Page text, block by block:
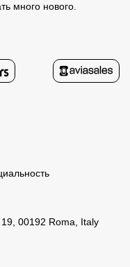
много нового.
00192 Roma, Italy